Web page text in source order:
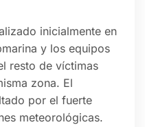
inicialmente en
y los equipos
resto de víctimas
zona. El
por el fuerte
meteorológicas.